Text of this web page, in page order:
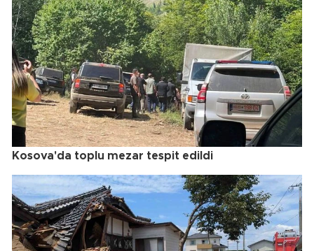
Kosova'da toplu mezar tespit edildi